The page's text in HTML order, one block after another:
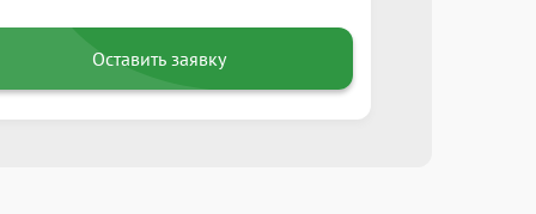
Оставить заявку